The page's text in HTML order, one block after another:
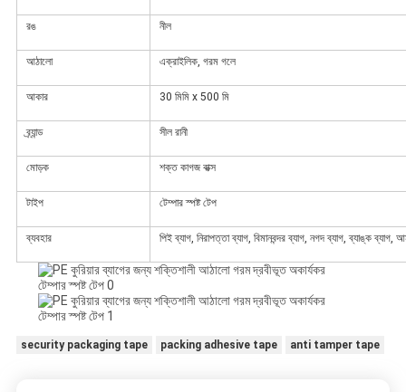
রঙ নীল
আঠালো এক্রাইলিক, গরম গলে
আকার 30 মিমি x 500 মি
ব্র্যান্ড সীল রানী
মোড়ক শক্ত কাগজ বাক্স
টাইপ টেম্পার স্পষ্ট টেপ
ব্যবহার পিই ব্যাগ, নিরাপত্তা ব্যাগ, বিমানবন্দর ব্যাগ, নগদ ব্যাগ, ব্যাঙ্ক ব্যাগ,
security packaging tape packing adhesive tape anti tamper tape